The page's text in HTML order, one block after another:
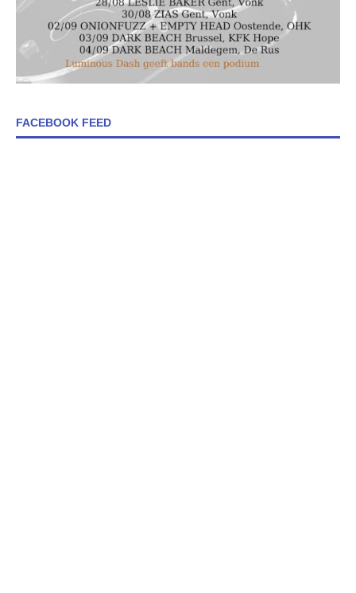
FACEBOOK FEED